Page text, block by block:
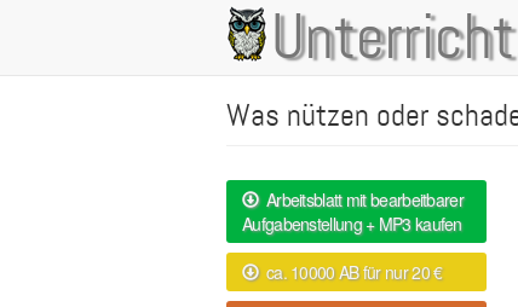
Main
navigation
Was nützen oder
Arbeitsblatt mit bearbeitbarer
Aufgabenstellung + MP3 kaufen
ca. 10000 AB für nur 20 €